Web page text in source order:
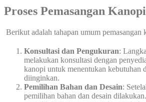
Proses Pemasangan
Berikut adalah tahapan umum pemasangan
Konsultasi dan Pengukuran:
melakukan konsultasi dengan
kanopi untuk menentukan kebutuhan
diinginkan.
Pemilihan Bahan dan Desain:
pemilihan bahan dan desain